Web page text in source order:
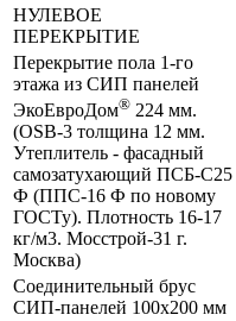
НУЛЕВОЕ
ПЕРЕКРЫТИЕ
Перекрытие пола 1-го
этажа из СИП панелей
ЭкоЕвроДом® 224 мм.
(OSB-3 толщина 12 мм.
Утеплитель - фасадный
самозатухающий ПСБ-С25
Ф (ППС-16 Ф по новому
ГОСТу). Плотность 16-17
кг/м3. Мосстрой-31 г.
Москва)
Соединительный брус
СИП-панелей 100х200 мм